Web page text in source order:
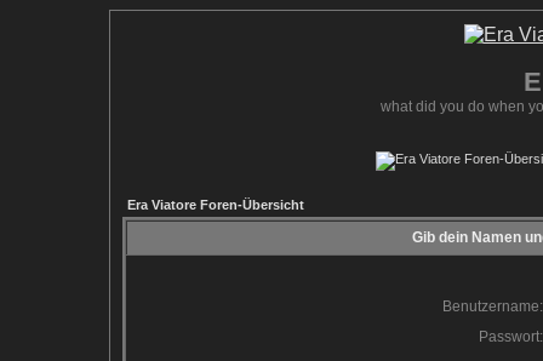
what did you do when
Era Viatore Foren-Übersicht
Gib dein Namen
Benutzername:
Passwort: